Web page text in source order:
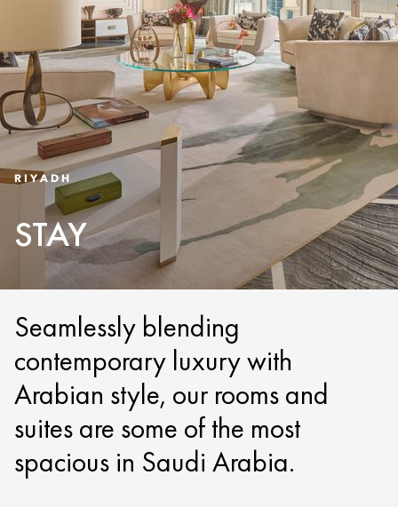
RIYADH
STAY
Seamlessly blending
contemporary luxury with
Arabian style, our rooms and
suites are some of the most
spacious in Saudi Arabia.